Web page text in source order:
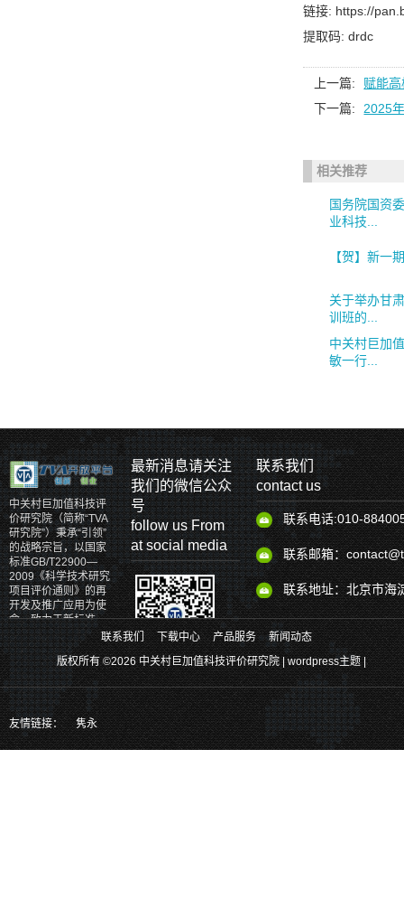
链接: https://
提取码: drdc
上一篇:
赋能
下一篇:
2025
相关推荐
国务院国资
业科技...
【贺】新一
关于举办甘
训班的...
中关村巨加
敏一行...
中关村巨加值科技评
价研究院（简称“TVA
研究院”）秉承“引领”
的战略宗旨，以国家
标准GB/T22900—
2009《科学技术研究
项目评价通则》的再
开发及推广应用为使
命，致力于新标准、
新理论、新体系和新
产品的研发。
最新消息请关注
我们的微信公众
号
follow us From
at social media
关注官方二维码、掌握更多最新实时
消息
也可以通过以下方式关注我们
联系我们
contact us
联系电话:010-
联系邮箱：
联系地址：北京市海
联系我们 下载中心 产品服务
新闻动态
版权所有 ©2026 中关村巨加值科技评价研究院 |wordpress主题|
友情链接： 隽永